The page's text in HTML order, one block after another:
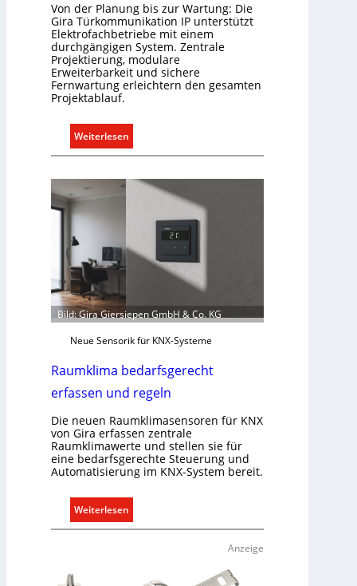
Von der Planung bis zur Wartung: Die
Gira Türkommunikation IP unterstützt
Elektrofachbetriebe mit einem
durchgängigen System. Zentrale
Projektierung, modulare
Erweiterbarkeit und sichere
Fernwartung erleichtern den gesamten
Projektablauf.
Weiterlesen
T
m
i
k
a
i
o
m
i
t
S
t
Bild: Gira Giersiepen GmbH & Co. KG
Neue Sensorik für KNX-Systeme
Raumklima bedarfsgerecht
erfassen und regeln
Die neuen Raumklimasensoren für KNX
von Gira erfassen zentrale
Raumklimawerte und stellen sie für
eine bedarfsgerechte Steuerung und
Automatisierung im KNX-System bereit.
Weiterlesen
R
Anzeige